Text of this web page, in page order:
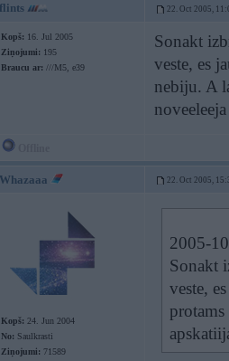
flints 22. Oct 2005,
Kopš: 16. Jul 2005
Ziņojumi: 195
Braucu ar: ///M5, e39
Sonakt
veste, es
nebiju. A
Whazaaa 22. Oct 2005,
Kopš: 24. Jun 2004
No: Saulkrasti
Ziņojumi: 71589
2005-
Sonakt
veste,